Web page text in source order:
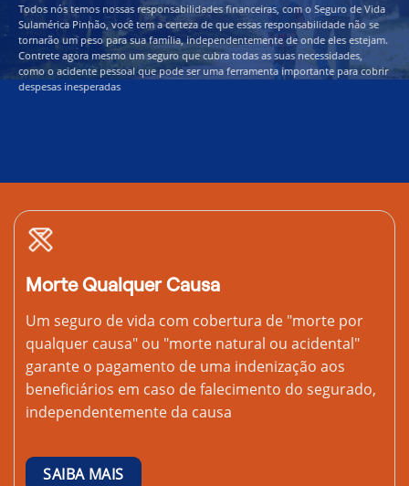
Todos nós temos nossas responsabilidades financeiras, com o Seguro de Vida
Sulamérica Pinhão, você tem a certeza de que essas responsabilidade não se
tornarão um peso para sua família, independentemente de onde eles estejam.
Contrete agora mesmo um seguro que cubra todas as suas necessidades,
como o acidente pessoal que pode ser uma ferramenta importante para cobrir
despesas inesperadas
Morte Qualquer Causa
Um seguro de vida com cobertura de "morte por
qualquer causa" ou "morte natural ou acidental"
garante o pagamento de uma indenização aos
beneficiários em caso de falecimento do segurado,
independentemente da causa
SAIBA MAIS